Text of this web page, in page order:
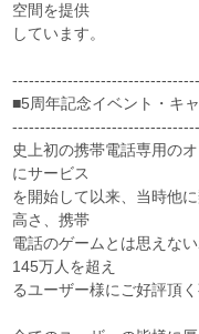
空間を提供
しています。
■5周年記念イベント・キ
史上初の携帯電話専用の
にサービス
を開始して以来、当時他
高さ、携帯
電話のゲームとは思えな
145万人を超え
るユーザー様にご好評頂